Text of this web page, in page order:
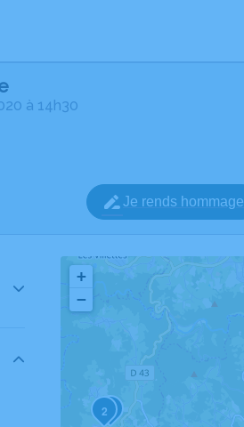
à 14h30
Je rends hommage
2
+
−